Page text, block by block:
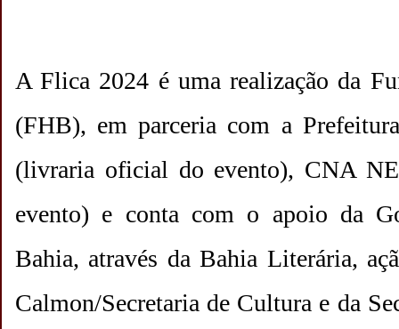
A Flica 2024 é uma realização da
(FHB), em parceria com a
(livraria oficial do evento), CNA
evento) e conta com o apoio da
Bahia, através da Bahia Literária,
Calmon/Secretaria de Cultura e da